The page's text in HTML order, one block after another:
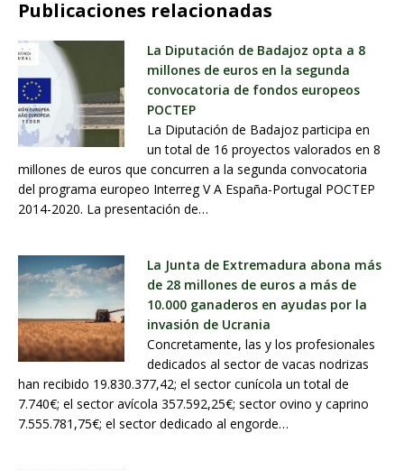
Publicaciones relacionadas
La Diputación de Badajoz opta a 8
millones de euros en la segunda
convocatoria de fondos europeos
POCTEP
La Diputación de Badajoz participa en
un total de 16 proyectos valorados en 8
millones de euros que concurren a la segunda convocatoria
del programa europeo Interreg V A España-Portugal POCTEP
2014-2020. La presentación de…
La Junta de Extremadura abona más
de 28 millones de euros a más de
10.000 ganaderos en ayudas por la
invasión de Ucrania
Concretamente, las y los profesionales
dedicados al sector de vacas nodrizas
han recibido 19.830.377,42; el sector cunícola un total de
7.740€; el sector avícola 357.592,25€; sector ovino y caprino
7.555.781,75€; el sector dedicado al engorde…